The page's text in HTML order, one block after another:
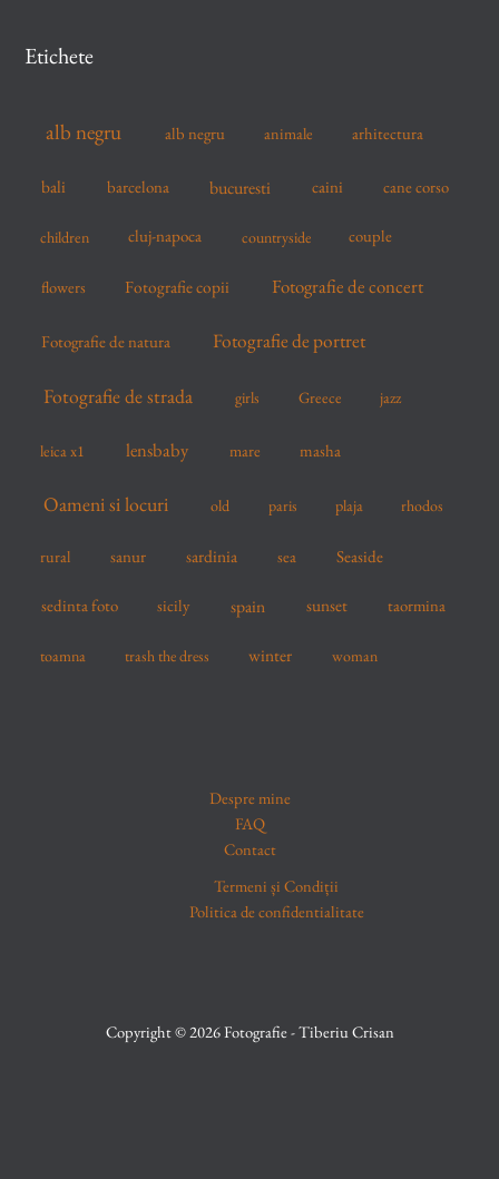
h
Etichete
alb negru alb negru animale arhitectura
bali barcelona bucuresti caini cane corso
children cluj-napoca countryside couple
flowers Fotografie copii Fotografie de concert
Fotografie de natura Fotografie de portret
Fotografie de strada girls Greece jazz
leica x1 lensbaby mare masha
Oameni si locuri old paris plaja rhodos
rural sanur sardinia sea Seaside
sedinta foto sicily spain sunset taormina
toamna trash the dress winter woman
Despre mine
FAQ
Contact
Termeni și Condiții
Politica de confidentialitate
Copyright © 2026 Fotografie - Tiberiu Crisan